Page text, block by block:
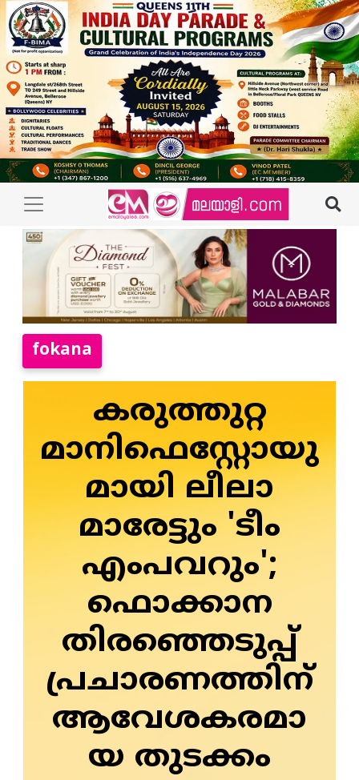
fokana
കരുത്തുറ്റ
മാനിഫെസ്റ്റോയു
മായി ലീലാ
മാരേട്ടും 'ടീം
എംപവറും';
ഫൊക്കാന
തിരഞ്ഞെടുപ്പ്
പ്രചാരണത്തിന്
ആവേശകരമാ
യ തുടക്കം